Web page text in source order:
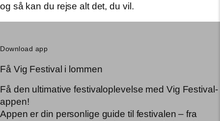
og så kan du rejse alt det, du vil.
Download app
Få Vig Festival i lommen
Få den ultimative festivaloplevelse med Vig Festival-
appen!
Appen er din personlige guide til festivalen – fra